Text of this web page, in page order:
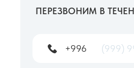
ПЕРЕЗВОНИМ В
+996